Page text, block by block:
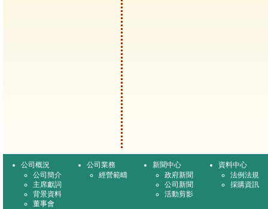
公司概況
公司簡介
主席獻詞
背景資料
董事會
公司業務
經營範疇
新聞中心
政府新聞
公司新聞
活動剪影
資料中心
法例法規
採購資訊